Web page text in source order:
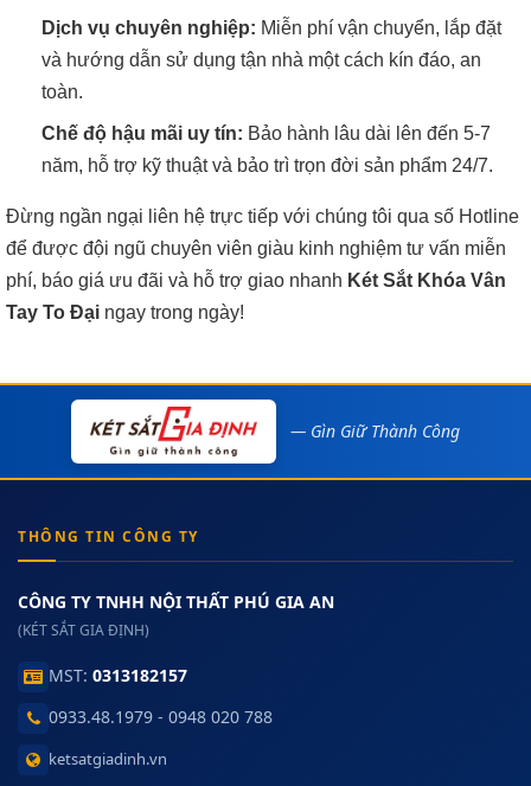
Dịch vụ chuyên nghiệp: Miễn phí vận chuyển, lắp đặt
và hướng dẫn sử dụng tận nhà một cách kín đáo, an
toàn.
Chế độ hậu mãi uy tín: Bảo hành lâu dài lên đến 5-7
năm, hỗ trợ kỹ thuật và bảo trì trọn đời sản phẩm 24/7.
Đừng ngần ngại liên hệ trực tiếp với chúng tôi qua số Hotline
để được đội ngũ chuyên viên giàu kinh nghiệm tư vấn miễn
phí, báo giá ưu đãi và hỗ trợ giao nhanh Két Sắt Khóa Vân
Tay To Đại ngay trong ngày!
— Gìn Giữ Thành Công
THÔNG TIN CÔNG TY
CÔNG TY TNHH NỘI THẤT PHÚ GIA AN
(KÉT SẮT GIA ĐỊNH)
MST: 0313182157
0933.48.1979 - 0948 020 788
ketsatgiadinh.vn